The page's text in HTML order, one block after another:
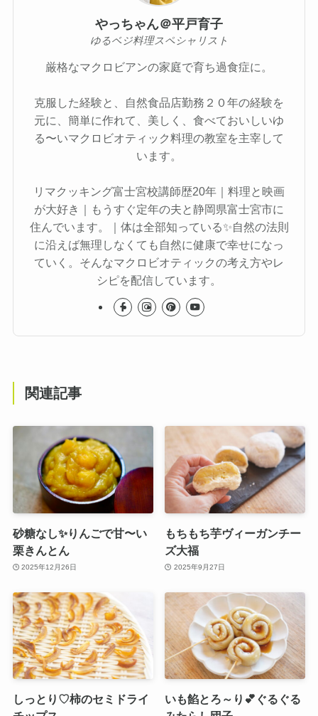
やっちゃん＠平戸育子
ゆるベジ料理スペシャリスト
厳格なマクロビアンの家庭で育ち過食症に。
克服した経験と、自然食品店勤務２０年の経験を
元に、簡単に作れて、美しく、食べておいしいゆ
る〜いマクロビオティック料理の教室を主宰して
います。
リマクッキング富士宮校講師歴20年｜料理と映画
が大好き｜もうすぐ定年の夫と静岡県富士宮市に
住んでいます。｜体は全部知っている✨自然の法則
に沿えば無理しなくても自然に健康で幸せになっ
ていく。そんなマクロビオティックの考え方やレ
シピを配信しています。
関連記事
砂糖なし✨りんごで甘〜い
栗きんとん
2025年12月26日
もちもち芋ヴィーガンチー
ズ大福
2025年9月27日
しっとり♡柿のセミドライ
いも餡とろ～り💕ぐるぐる